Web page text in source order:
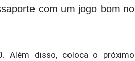
com um jogo bom no
Além disso, coloca o próximo